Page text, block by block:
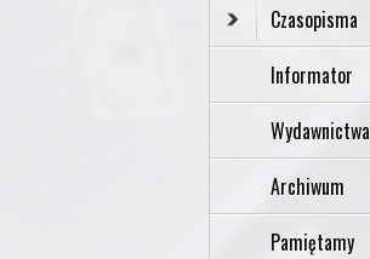
Czasopisma
Informator
Archiwum
Pamiętamy